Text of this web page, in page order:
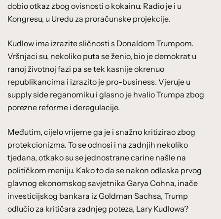
dobio otkaz zbog ovisnosti o kokainu. Radio je i u
Kongresu, u Uredu za proračunske projekcije.
Kudlow ima izrazite sličnosti s Donaldom Trumpom.
Vršnjaci su, nekoliko puta se ženio, bio je demokrat u
ranoj životnoj fazi pa se tek kasnije okrenuo
republikancima i izrazito je pro-business. Vjeruje u
supply side reganomiku i glasno je hvalio Trumpa zbog
porezne reforme i deregulacije.
Međutim, cijelo vrijeme ga je i snažno kritizirao zbog
protekcionizma. To se odnosi i na zadnjih nekoliko
tjedana, otkako su se jednostrane carine našle na
političkom meniju. Kako to da se nakon odlaska prvog
glavnog ekonomskog savjetnika Garya Cohna, inače
investicijskog bankara iz Goldman Sachsa, Trump
odlučio za kritičara zadnjeg poteza, Lary Kudlowa?